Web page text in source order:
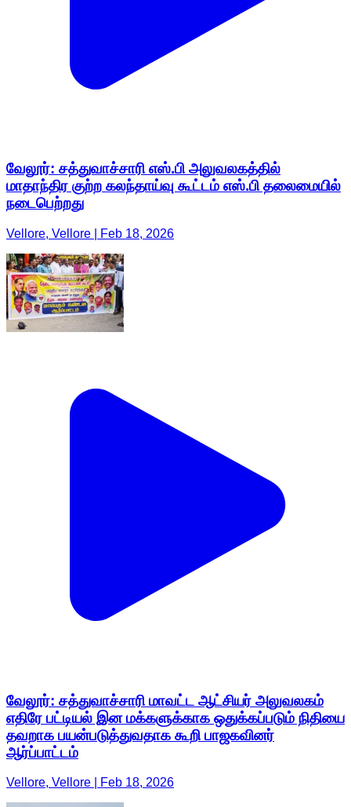
வேலூர்: சத்துவாச்சாரி எஸ்.பி அலுவலகத்தில்
மாதாந்திர குற்ற கலந்தாய்வு கூட்டம் எஸ்.பி தலைமையில்
நடைபெற்றது
Vellore, Vellore | Feb 18, 2026
வேலூர்: சத்துவாச்சாரி மாவட்ட ஆட்சியர் அலுவலகம்
எதிரே பட்டியல் இன மக்களுக்காக ஒதுக்கப்படும் நிதியை
தவறாக பயன்படுத்துவதாக கூறி பாஜகவினர்
ஆர்ப்பாட்டம்
Vellore, Vellore | Feb 18, 2026